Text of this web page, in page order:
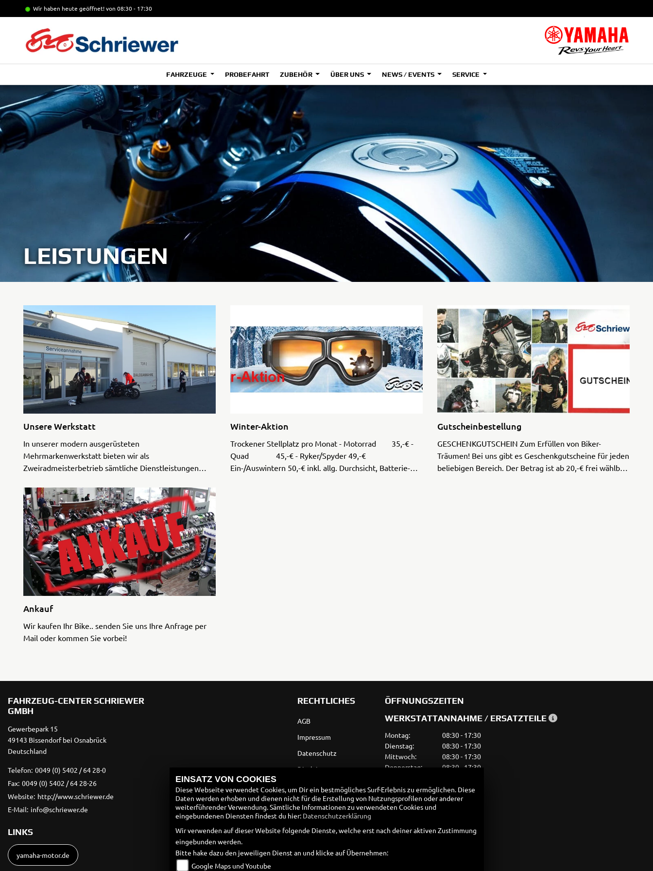
Wir haben heute geöffnet!von 08:30 - 17:30
FAHRZEUGE
ADVENTURE
HYPER NAKED
SPORT HERITAGE
SPORT TOURING
SUPERSPORT
Tenere
700
700
(Low)
(Low)
35kW
A2
Tenere
700
35kW
A
700
Rally
A2
A1
PROBEFAHRT ZUBEHÖR ÜBER UNS NEWS / EVENTS SERVICE
LEISTUNGEN
Unsere Werkstatt
In unserer modern ausgerüsteten
Mehrmarkenwerkstatt bieten wir als
Zweiradmeisterbetrieb sämtliche Dienstleistungen
langjährige Erfahrungen und werden regelmäßig
geschult, u ...
Winter-Aktion
Trockener Stellplatz pro Monat - Motorrad 35,-€ -
Quad 45,-€ - Ryker/Spyder 49,-€
Ein-/Auswintern 50,-€ inkl. allg. Durchsicht, Batterie-
Gutscheinbestellung
GESCHENKGUTSCHEIN Zum Erfüllen von Biker-
Träumen! Bei uns gibt es Geschenkgutscheine für jeden
beliebigen Bereich. Der Betrag ist ab 20,-€ frei wählbar.
Ankauf
Wir kaufen Ihr Bike.. senden Sie uns Ihre Anfrage per
Mail oder kommen Sie vorbei!
FAHRZEUG-CENTER SCHRIEWER
GMBH
Gewerbepark 15
49143 Bissendorf bei Osnabrück
Deutschland
Telefon: 0049 (0) 5402 / 64 28-0
Fax: 0049 (0) 5402 / 64 28-26
Website: http://www.schriewer.de
E-Mail: info@schriewer.de
LINKS
yamaha-motor.de
RECHTLICHES
AGB
Impressum
Datenschutz
Disclaimer
Barrierefreiheit
Batteriegesetz
Altölverordnung
ÖFFNUNGSZEITEN
WERKSTATTANNAHME / ERSATZTEILE
Montag:
08:30 - 17:30
Dienstag:
08:30 - 17:30
Mittwoch:
08:30 - 17:30
Donnerstag:
08:30 - 17:30
Samstag:
09:30 - 13:00
Sonntag:
geschlossen
Montag:
09:30 - 18:00
Mittwoch:
EINSATZ VON COOKIES
Diese Webseite verwendet Cookies, um Dir ein bestmögliches Surf-Erlebnis zu ermöglichen. Diese
Daten werden erhoben und dienen nicht für die Erstellung von Nutzungsprofilen oder anderer
weiterführender Verwendung. Sämtliche Informationen zu verwendeten Cookies und
eingebundenen Diensten findest du hier: Datenschutzerklärung
Wir verwenden auf dieser Website folgende Dienste, welche erst nach deiner aktiven Zustimmung
eingebunden werden.
Bitte hake dazu den jeweiligen Dienst an und klicke auf Übernehmen:
Google Maps und Youtube